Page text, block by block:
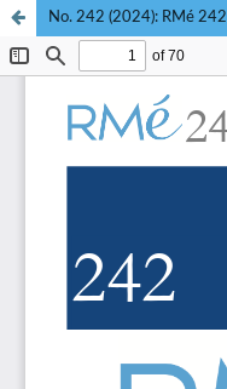
No. 242 (2024): RMé 242